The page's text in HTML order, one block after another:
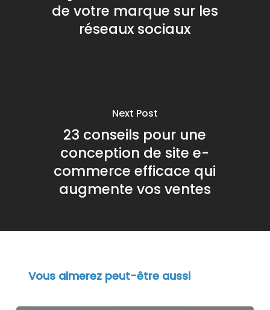
de votre marque sur les
réseaux sociaux
Next Post
23 conseils pour une
conception de site e-
commerce efficace qui
augmente vos ventes
Vous aimerez peut-être aussi